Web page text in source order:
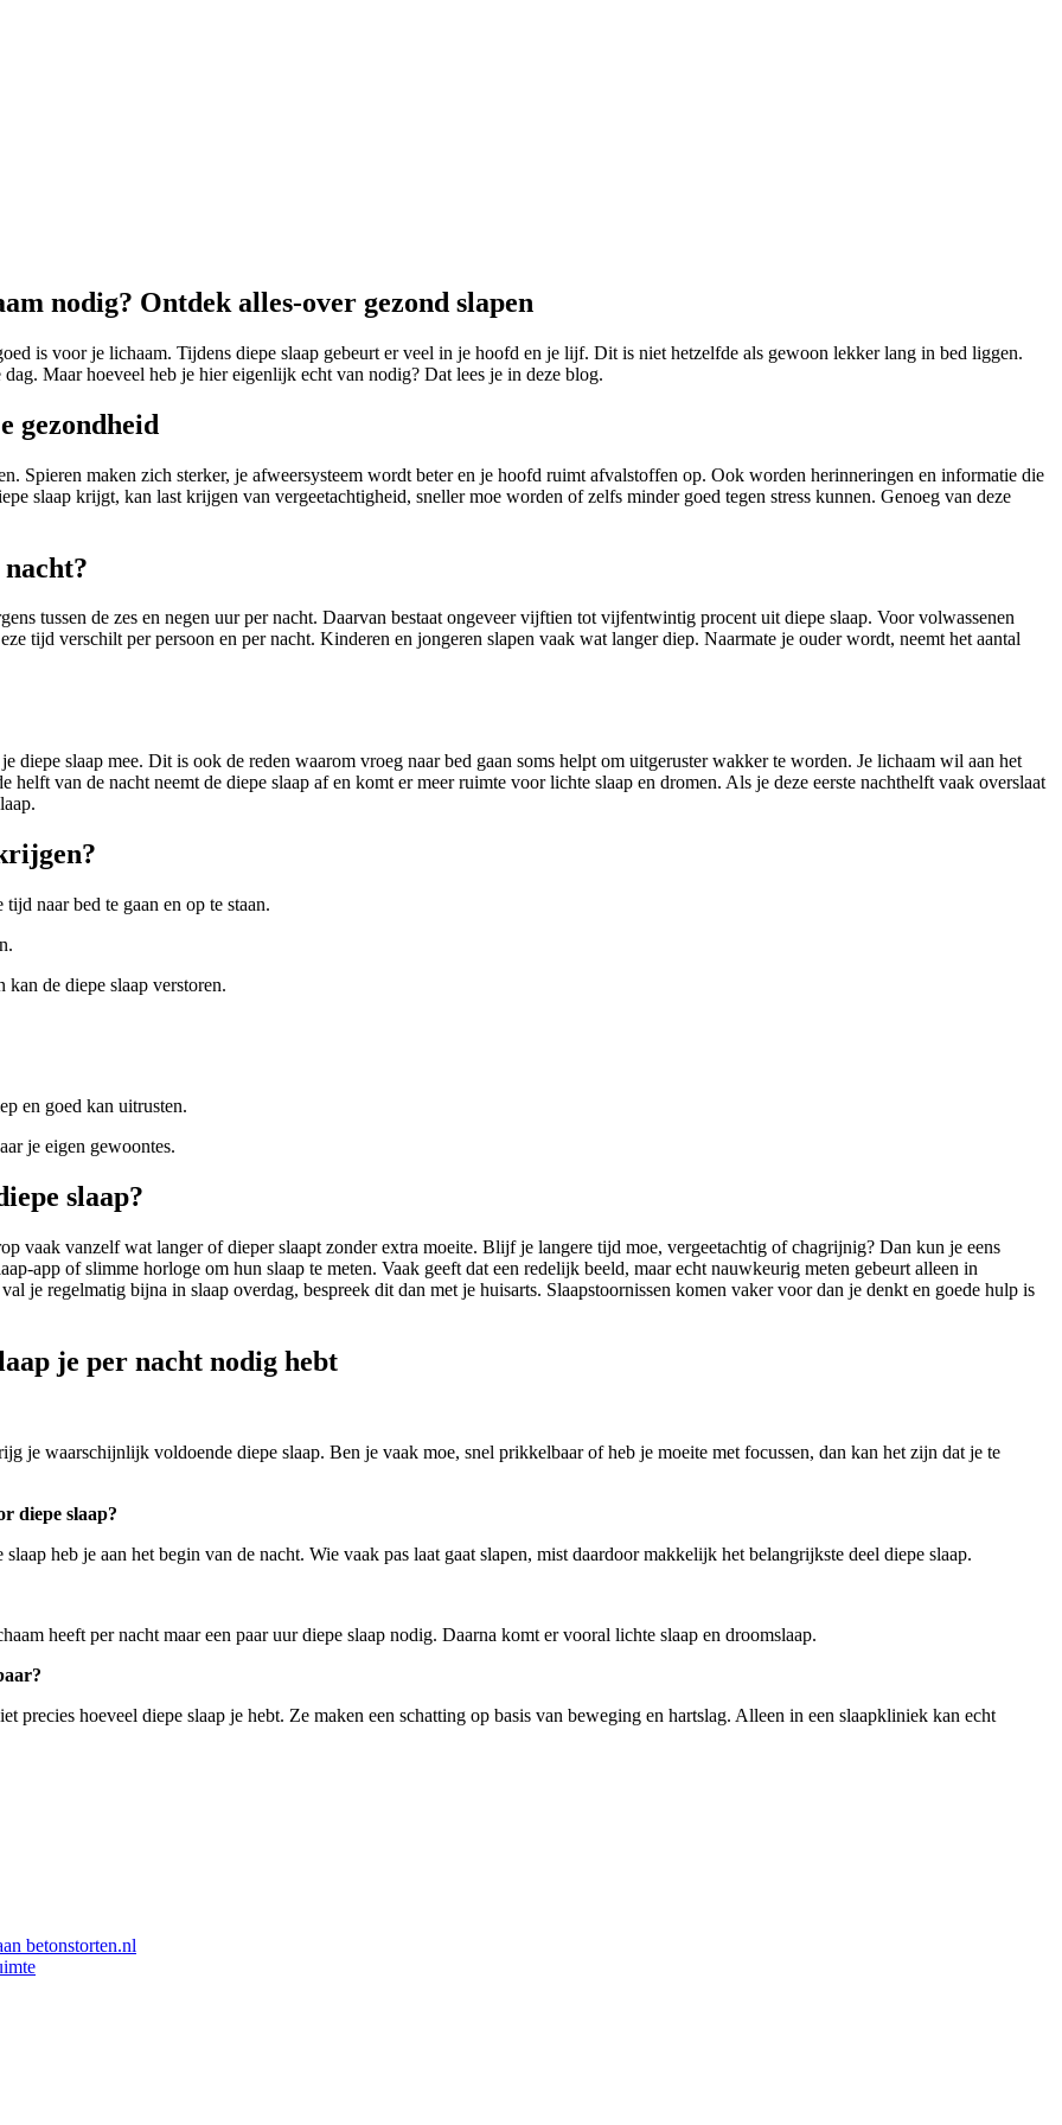
nodig? Ontdek alles-over gezond slapen
is voor je lichaam. Tijdens diepe slaap gebeurt er veel in je hoofd en je lijf. Dit is niet hetzelfde als gewoon lekker lang in bed liggen.
Maar hoeveel heb je hier eigenlijk echt van nodig? Dat lees je in deze blog.
gezondheid
Spieren maken zich sterker, je afweersysteem wordt beter en je hoofd ruimt afvalstoffen op. Ook worden herinneringen en informatie die
slaap krijgt, kan last krijgen van vergeetachtigheid, sneller moe worden of zelfs minder goed tegen stress kunnen. Genoeg van deze
tussen de zes en negen uur per nacht. Daarvan bestaat ongeveer vijftien tot vijfentwintig procent uit diepe slaap. Voor volwassenen
tijd verschilt per persoon en per nacht. Kinderen en jongeren slapen vaak wat langer diep. Naarmate je ouder wordt, neemt het aantal
diepe slaap mee. Dit is ook de reden waarom vroeg naar bed gaan soms helpt om uitgeruster wakker te worden. Je lichaam wil aan het
van de nacht neemt de diepe slaap af en komt er meer ruimte voor lichte slaap en dromen. Als je deze eerste nachthelft vaak overslaat
naar bed te gaan en op te staan.
de diepe slaap verstoren.
en goed kan uitrusten.
je eigen gewoontes.
slaap?
vaak vanzelf wat langer of dieper slaapt zonder extra moeite. Blijf je langere tijd moe, vergeetachtig of chagrijnig? Dan kun je eens
app of slimme horloge om hun slaap te meten. Vaak geeft dat een redelijk beeld, maar echt nauwkeurig meten gebeurt alleen in
je regelmatig bijna in slaap overdag, bespreek dit dan met je huisarts. Slaapstoornissen komen vaker voor dan je denkt en goede hulp is
je per nacht nodig hebt
je waarschijnlijk voldoende diepe slaap. Ben je vaak moe, snel prikkelbaar of heb je moeite met focussen, dan kan het zijn dat je te
diepe slaap?
heb je aan het begin van de nacht. Wie vaak pas laat gaat slapen, mist daardoor makkelijk het belangrijkste deel diepe slaap.
heeft per nacht maar een paar uur diepe slaap nodig. Daarna komt er vooral lichte slaap en droomslaap.
precies hoeveel diepe slaap je hebt. Ze maken een schatting op basis van beweging en hartslag. Alleen in een slaapkliniek kan echt
betonstorten.nl